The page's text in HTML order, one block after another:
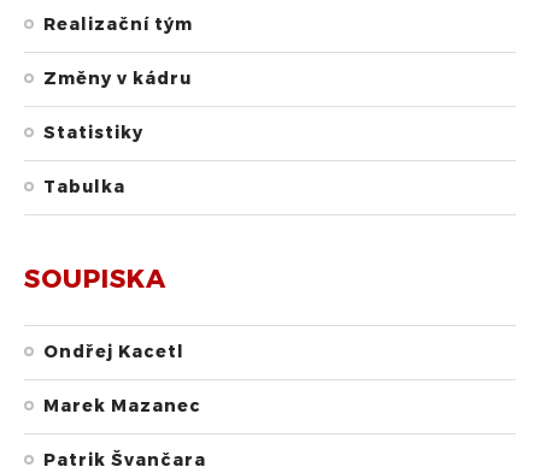
Realizační tým
Změny v kádru
Statistiky
Tabulka
SOUPISKA
Ondřej Kacetl
Marek Mazanec
Patrik Švančara